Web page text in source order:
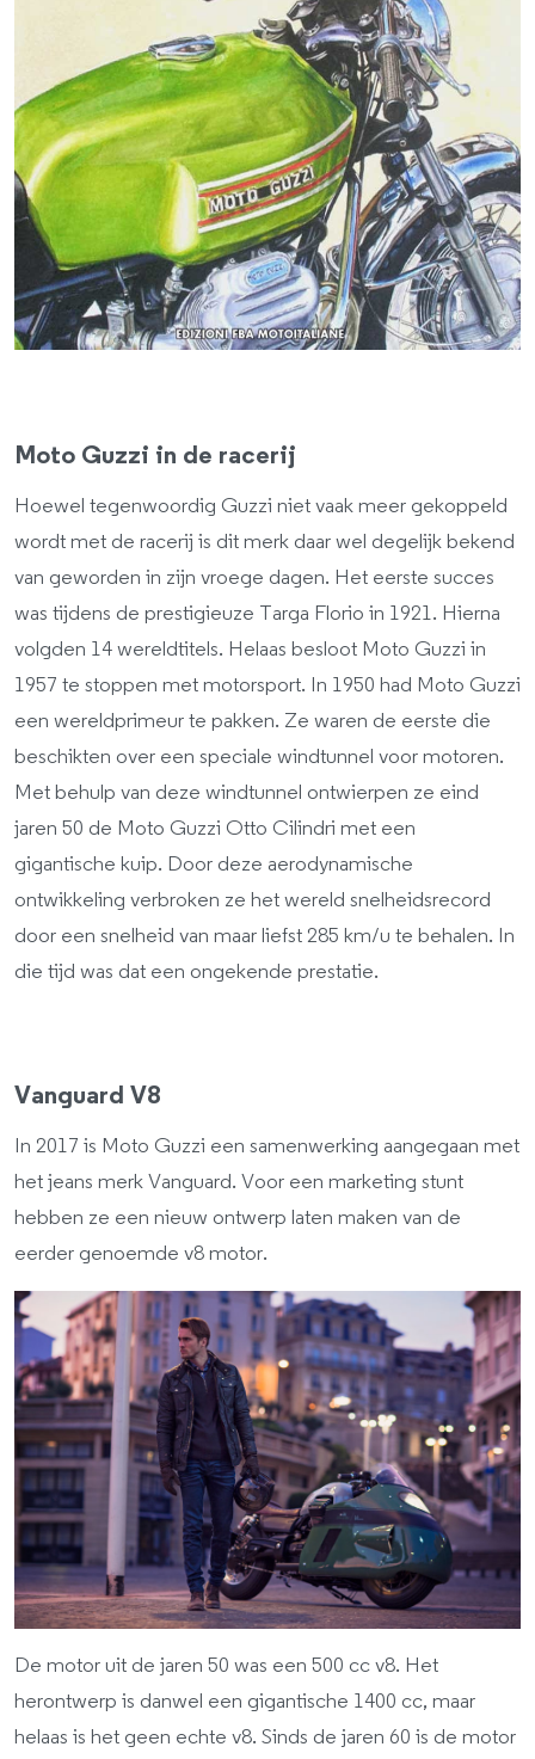
Moto Guzzi in de racerij
Hoewel tegenwoordig Guzzi niet vaak meer gekoppeld
wordt met de racerij is dit merk daar wel degelijk bekend
van geworden in zijn vroege dagen. Het eerste succes
was tijdens de prestigieuze Targa Florio in 1921. Hierna
volgden 14 wereldtitels. Helaas besloot Moto Guzzi in
1957 te stoppen met motorsport. In 1950 had Moto Guzzi
een wereldprimeur te pakken. Ze waren de eerste die
beschikten over een speciale windtunnel voor motoren.
Met behulp van deze windtunnel ontwierpen ze eind
jaren 50 de Moto Guzzi Otto Cilindri met een
gigantische kuip. Door deze aerodynamische
ontwikkeling verbroken ze het wereld snelheidsrecord
door een snelheid van maar liefst 285 km/u te behalen. In
die tijd was dat een ongekende prestatie.
Vanguard V8
In 2017 is Moto Guzzi een samenwerking aangegaan met
het jeans merk Vanguard. Voor een marketing stunt
hebben ze een nieuw ontwerp laten maken van de
eerder genoemde v8 motor.
De motor uit de jaren 50 was een 500 cc v8. Het
herontwerp is danwel een gigantische 1400 cc, maar
helaas is het geen echte v8. Sinds de jaren 60 is de motor